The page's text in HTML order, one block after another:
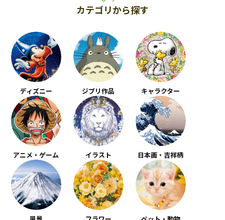
カテゴリから探す
ディズニー ジブリ作品 キャラクター
アニメ・ゲーム イラスト 日本画・吉祥柄